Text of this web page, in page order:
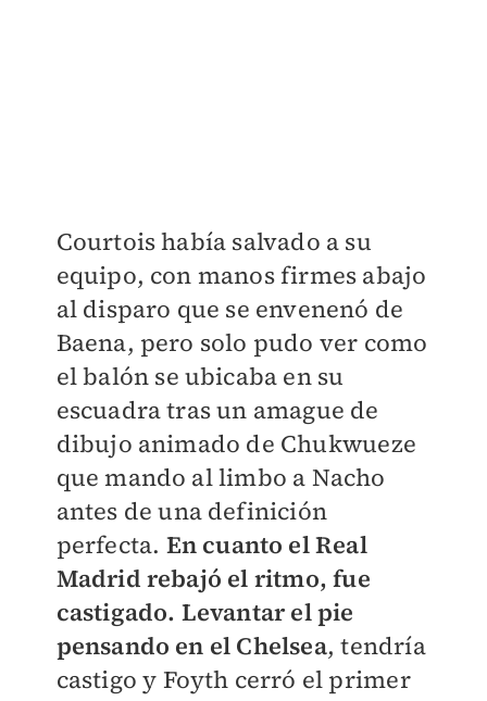
Courtois había salvado a su
equipo, con manos firmes abajo
al disparo que se envenenó de
Baena, pero solo pudo ver como
el balón se ubicaba en su
escuadra tras un amague de
dibujo animado de Chukwueze
que mando al limbo a Nacho
antes de una definición
perfecta. En cuanto el Real
Madrid rebajó el ritmo, fue
castigado. Levantar el pie
pensando en el Chelsea, tendría
castigo y Foyth cerró el primer